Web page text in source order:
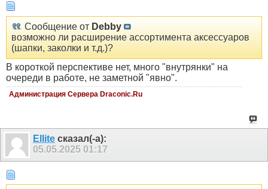
Сообщение от Debby
возможно ли расширение ассортимента аксессуаров
(шапки, заколки и т.д.)?
В короткой перспективе нет, много "внутрянки" на
очереди в работе, не заметной "явно".
Администрация Сервера Draconic.Ru
Ellite сказал(-а):
05.05.2025 01:17